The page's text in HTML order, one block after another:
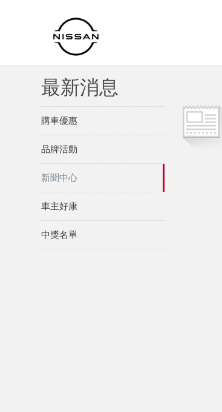
最新消息
購車優惠
品牌活動
新聞中心
車主好康
中獎名單